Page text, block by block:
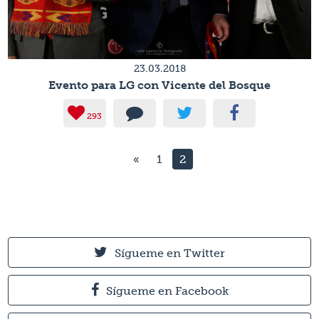
23.03.2018
Evento para LG con Vicente del Bosque
293
« 1 2
Sígueme en Twitter
Sígueme en Facebook